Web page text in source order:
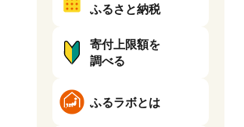
ふるさと納税
寄付上限額を
調べる
ふるラボとは